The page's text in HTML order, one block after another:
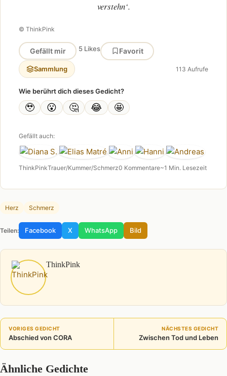
verstehn‘.
© ThinkPink
Gefällt mir 5 Likes Favorit
Sammlung 113 Aufrufe
Wie berührt dich dieses Gedicht?
🥹 😮 🤔 😂 🤩
Gefällt auch:
ThinkPinkTrauer/Kummer/Schmerz0 Kommentare~1 Min. Lesezeit
Herz Schmerz
Teilen: Facebook X WhatsApp Bild
ThinkPink
VORIGES GEDICHT
Abschied von CORA
NÄCHSTES GEDICHT
Zwischen Tod und Leben
Ähnliche Gedichte